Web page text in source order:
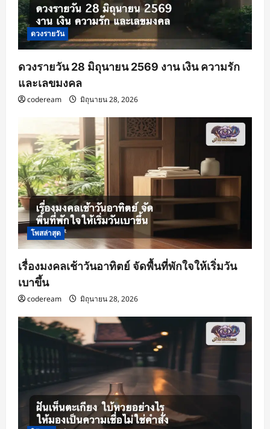
ดวงรายวัน
ดวงรายวัน 28 มิถุนายน 2569 งาน เงิน ความรัก
และเลขมงคล
codeream มิถุนายน 28, 2026
โพสล่าสุด
เรื่องมงคลเช้าวันอาทิตย์ จัดพื้นที่พักใจให้เริ่มวัน
เบาขึ้น
codeream มิถุนายน 28, 2026